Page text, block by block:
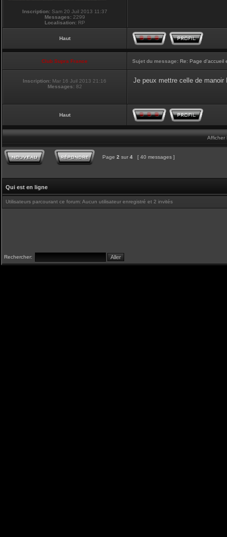
Inscription: Sam 20 Juil 2013 11:37
Messages: 2299
Localisation: RP
Haut
Club Supra France Sujet du message: Re: Page d'accueil
Inscription: Mar 16 Juil 2013 21:16
Messages: 82
Je peux mettre celle de
Haut
Afficher
Page 2 sur 4 [ 40 messages ]
Qui est en ligne
Utilisateurs parcourant ce forum: Aucun utilisateur enregistré et 2 invités
Rechercher: